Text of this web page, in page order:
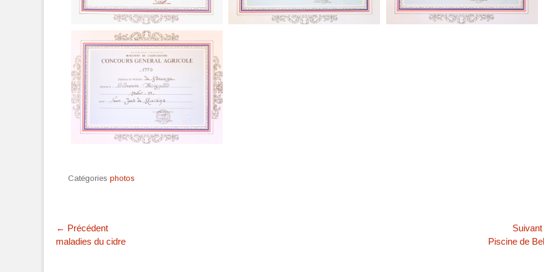
Catégories photos
Navigation
← Précédent
Article
maladies du cidre Piscine de